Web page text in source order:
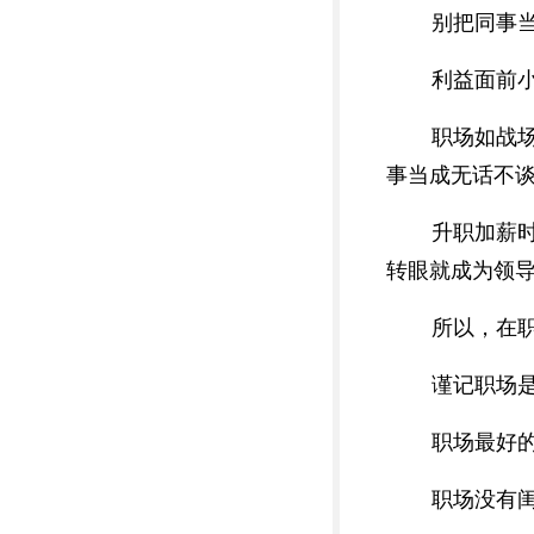
别把同事
利益面前
职场如战
事当成无话不
升职加薪
转眼就成为领
所以，在
谨记职场
职场最好
职场没有